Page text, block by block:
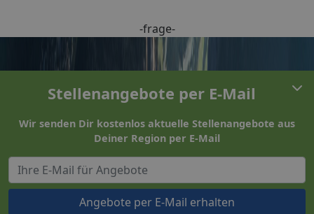
-frage-
Stellenangebote per E-Mail
Wir senden Dir kostenlos aktuelle Stellenangebote aus
Deiner Region per E-Mail
Angebote per E-Mail erhalten